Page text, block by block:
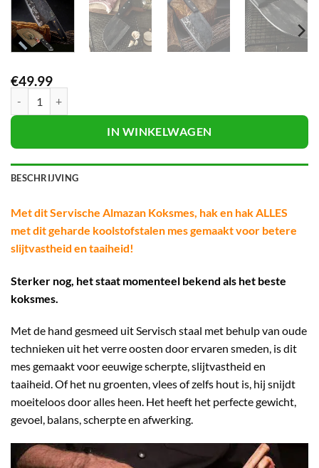
€49.99
IN WINKELWAGEN
BESCHRIJVING
Met dit Servische Almazan Koksmes, hak en hak ALLES
met dit geharde koolstofstalen mes gemaakt voor betere
slijtvastheid en taaiheid!
Sterker nog, het staat momenteel bekend als het beste
koksmes.
Met de hand gesmeed uit Servisch staal met behulp van oude
technieken uit het verre oosten door ervaren smeden, is dit
mes gemaakt voor eeuwige scherpte, slijtvastheid en
taaiheid. Of het nu groenten, vlees of zelfs hout is, hij snijdt
moeiteloos door alles heen. Het heeft het perfecte gewicht,
gevoel, balans, scherpte en afwerking.